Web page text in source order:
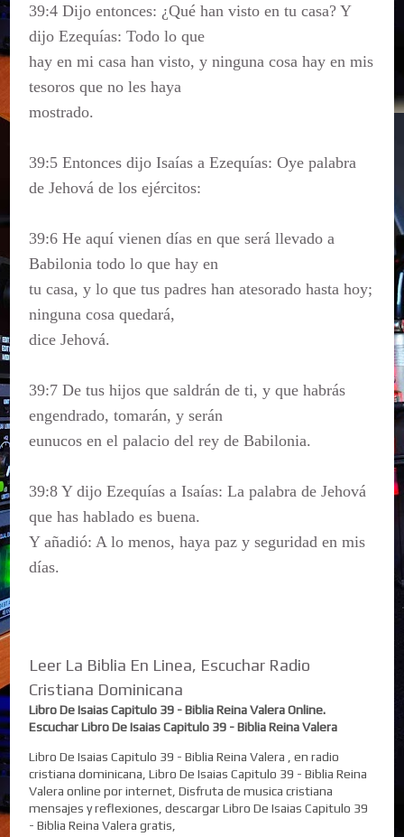
39:4 Dijo entonces: ¿Qué han visto en tu casa? Y
dijo Ezequías: Todo lo que
hay en mi casa han visto, y ninguna cosa hay en mis
tesoros que no les haya
mostrado.
39:5 Entonces dijo Isaías a Ezequías: Oye palabra
de Jehová de los ejércitos:
39:6 He aquí vienen días en que será llevado a
Babilonia todo lo que hay en
tu casa, y lo que tus padres han atesorado hasta hoy;
ninguna cosa quedará,
dice Jehová.
39:7 De tus hijos que saldrán de ti, y que habrás
engendrado, tomarán, y serán
eunucos en el palacio del rey de Babilonia.
39:8 Y dijo Ezequías a Isaías: La palabra de Jehová
que has hablado es buena.
Y añadió: A lo menos, haya paz y seguridad en mis
días.
Leer La Biblia En Linea, Escuchar Radio
Cristiana Dominicana
Libro De Isaias Capitulo 39 - Biblia Reina Valera Online.
Escuchar Libro De Isaias Capitulo 39 - Biblia Reina Valera
Libro De Isaias Capitulo 39 - Biblia Reina Valera , en radio
cristiana dominicana, Libro De Isaias Capitulo 39 - Biblia Reina
Valera online por internet, Disfruta de musica cristiana
mensajes y reflexiones, descargar Libro De Isaias Capitulo 39
- Biblia Reina Valera gratis,